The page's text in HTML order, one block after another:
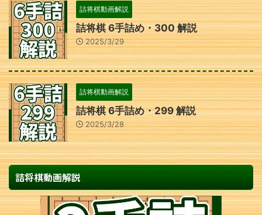
詰将棋動画解説
詰将棋 6手詰め・300 解説
2025/3/29
詰将棋動画解説
詰将棋 6手詰め・299 解説
2025/3/28
詰将棋動画解説